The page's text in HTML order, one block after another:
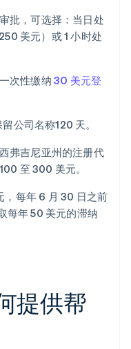
批，可选择：当日处
美元）或 1 小时处
次性缴纳30 美元登
公司名称120 天。
弗吉尼亚州的注册代
至 300 美元。
，每年 6 月 30 日之前
每年 50 美元的滞纳
提供帮